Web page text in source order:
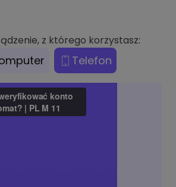
z którego korzystasz:
Telefon